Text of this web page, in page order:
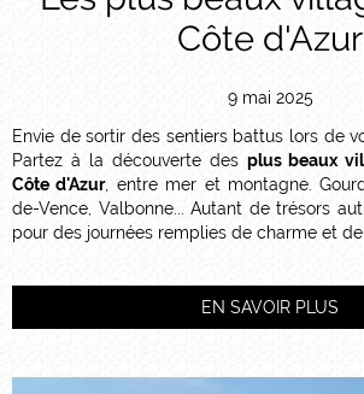
Côte d'Azur
9 mai 2025
Envie de sortir des sentiers battus lors de
Partez à la découverte des plus beaux
Côte d'Azur, entre mer et montagne.
de-Vence, Valbonne... Autant de trésors
pour des journées remplies de charme et
EN SAVOIR PLUS